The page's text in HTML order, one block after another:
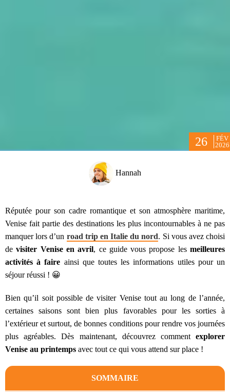
26
FÉV
2026
Hannah
Réputée pour son cadre romantique et son atmosphère maritime,
Venise fait partie des destinations les plus incontournables à ne pas
manquer lors d’un road trip en Italie du nord. Si vous avez choisi
devisiter Venise en avril, ce guide vous propose lesmeilleures
activités à faire ainsi que toutes les informations utiles pour un
séjour réussi ! 😀
Bien qu’il soit possible devisiter Venise tout au long de l’année,
certaines saisons sont bien plus favorables pour les sorties à
l’extérieur et surtout, de bonnes conditions pour rendre vos journées
plus agréables. Dès maintenant, découvrez comment explorer
Venise au printemps avec tout ce qui vous attend sur place !
SOMMAIRE